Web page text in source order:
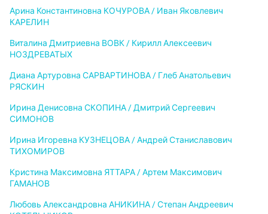
Арина Константиновна КОЧУРОВА / Иван Яковлевич
КАРЕЛИН
Виталина Дмитриевна ВОВК / Кирилл Алексеевич
НОЗДРЕВАТЫХ
Диана Артуровна САРВАРТИНОВА / Глеб Анатольевич
РЯСКИН
Ирина Денисовна СКОПИНА / Дмитрий Сергеевич
СИМОНОВ
Ирина Игоревна КУЗНЕЦОВА / Андрей Станиславович
ТИХОМИРОВ
Кристина Максимовна ЯТТАРА / Артем Максимович
ГАМАНОВ
Любовь Александровна АНИКИНА / Степан Андреевич